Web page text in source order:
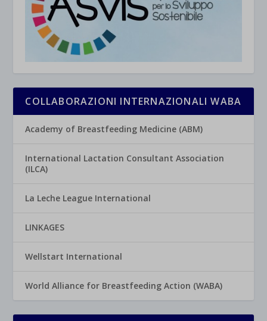
COLLABORAZIONI INTERNAZIONALI WABA
Academy of Breastfeeding Medicine (ABM)
International Lactation Consultant Association
(ILCA)
La Leche League International
LINKAGES
Wellstart International
World Alliance for Breastfeeding Action (WABA)